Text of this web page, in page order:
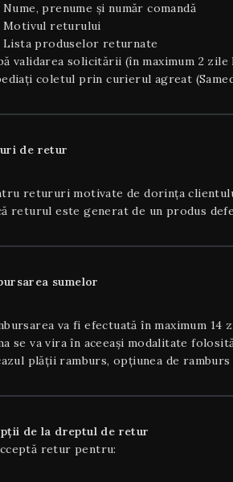
Nume, prenume și număr comandă
Motivul returului
Lista produselor returnate
validarea solicitării (în maximum 2
coletul prin curierul agreat
de retur
retururi motivate de dorința
returul este generat de un produs
sumelor
va fi efectuată în maximum
se va vira în aceeași modalitate
plății ramburs, opțiunea de
de la dreptul de retur
retur pentru: